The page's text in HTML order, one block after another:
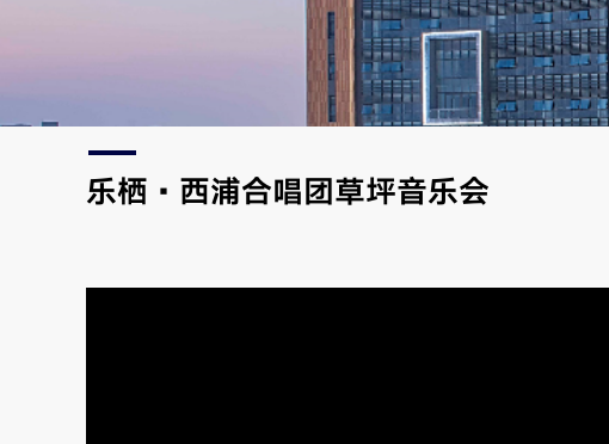
乐栖·西浦合唱团草坪音乐会